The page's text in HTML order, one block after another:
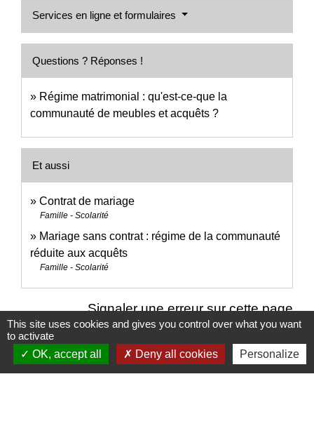
Services en ligne et formulaires
Questions ? Réponses !
Régime matrimonial : qu'est-ce-que la
communauté de meubles et acquêts ?
Et aussi
Contrat de mariage
Famille - Scolarité
Mariage sans contrat : régime de la communauté
réduite aux acquêts
Famille - Scolarité
Signaler une erreur sur cette page
This site uses cookies and gives you control over what you want
to activate
OK, accept all
Deny all cookies Personalize